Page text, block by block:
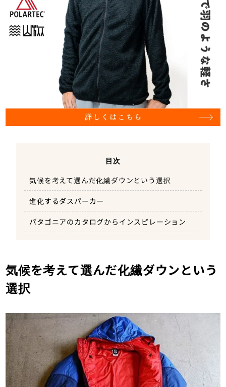
目次
気候を考えて選んだ化繊ダウンという選択
進化するダスパーカー
パタゴニアのカタログからインスピレーション
気候を考えて選んだ化繊ダウンという
選択